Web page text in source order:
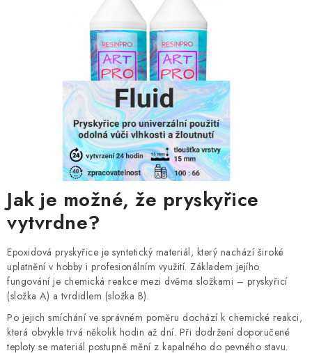
Jak je možné, že pryskyřice
vytvrdne?
Epoxidová pryskyřice je syntetický materiál, který nachází široké
uplatnění v hobby i profesionálním využití. Základem jejího
fungování je chemická reakce mezi dvěma složkami – pryskyřicí
(složka A) a tvrdidlem (složka B).
Po jejich smíchání ve správném poměru dochází k chemické reakci,
která obvykle trvá několik hodin až dní. Při dodržení doporučené
teploty se materiál postupně mění z kapalného do pevného stavu.